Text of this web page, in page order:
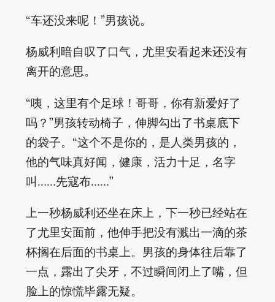
“车还没来呢！”男孩说。
杨威利暗自叹了口气，尤里安看起来还没有
离开的意思。
“咦，这里有个足球！哥哥，你有新爱好了
吗？”男孩转动椅子，伸脚勾出了书桌底下
的袋子。“这个不是你的，是人类男孩的，
他的气味真好闻，健康，活力十足，名字
叫……先寇布……”
上一秒杨威利还坐在床上，下一秒已经站在
了尤里安面前，他伸手把没有溅出一滴的茶
杯搁在后面的书桌上。男孩的身体往后靠了
一点，露出了尖牙，不过瞬间闭上了嘴，但
脸上的惊慌毕露无疑。